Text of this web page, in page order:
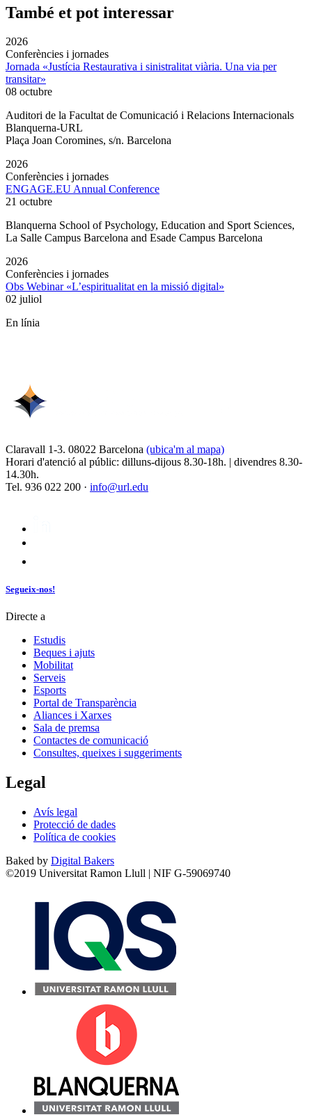
També et pot interessar
2026
Conferències i jornades
Jornada «Justícia Restaurativa i sinistralitat viària. Una via per
transitar»
08 octubre
Auditori de la Facultat de Comunicació i Relacions Internacionals
Blanquerna-URL
Plaça Joan Coromines, s/n. Barcelona
2026
Conferències i jornades
ENGAGE.EU Annual Conference
21 octubre
Blanquerna School of Psychology, Education and Sport Sciences,
La Salle Campus Barcelona and Esade Campus Barcelona
2026
Conferències i jornades
Obs Webinar «L’espiritualitat en la missió digital»
02 juliol
En línia
Claravall 1-3. 08022 Barcelona (ubica'm al mapa)
Horari d'atenció al públic: dilluns-dijous 8.30-18h. | divendres 8.30-
14.30h.
Tel. 936 022 200 · info@url.edu
Segueix-nos!
Directe a
Estudis
Beques i ajuts
Mobilitat
Serveis
Esports
Portal de Transparència
Aliances i Xarxes
Sala de premsa
Contactes de comunicació
Consultes, queixes i suggeriments
Legal
Avís legal
Protecció de dades
Política de cookies
Baked by Digital Bakers
©2019 Universitat Ramon Llull | NIF G-59069740